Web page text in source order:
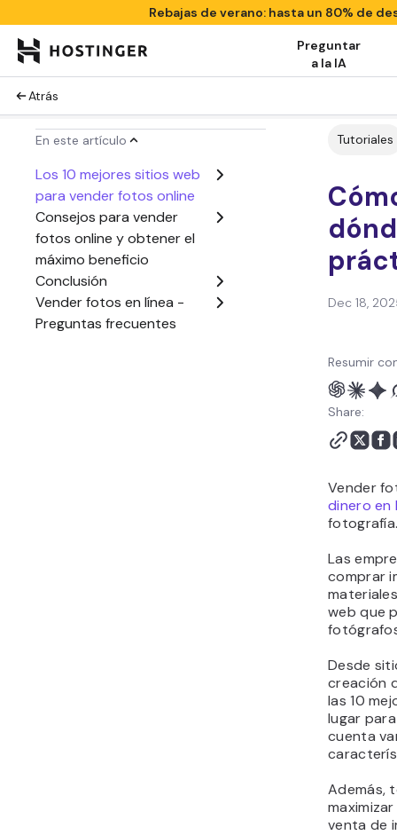
Rebajas de verano: hasta un 80% de
Preguntar
a la IA
Atrás
En este artículo
Los 10 mejores sitios web
para vender fotos online
Consejos para vender
fotos online y obtener el
máximo beneficio
Conclusión
Vender fotos en línea -
Preguntas frecuentes
Tutoriales
Dec 18,
Resumir
Share:
Vender
dinero en
Las
comprar
web que
Desde
creación
las 10
lugar
cuenta
Además,
venta de